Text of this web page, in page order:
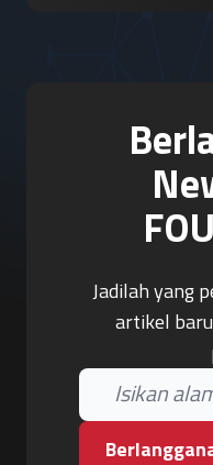
Jadilah yang
artikel